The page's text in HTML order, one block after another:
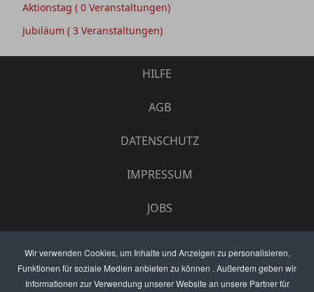
Wir verwenden Cookies, um Inhalte und Anzeigen zu personalisieren,
Funktionen für soziale Medien anbieten zu können . Außerdem geben wir
Informationen zur Verwendung unserer Website an unsere Partner für
Aktionstag ( 0 Veranstaltungen)
Jubiläum ( 3 Veranstaltungen)
HILFE
AGB
DATENSCHUTZ
IMPRESSUM
JOBS
ANZEIGEN PREISE